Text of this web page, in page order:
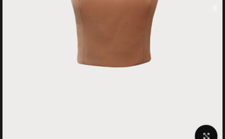
Click to enlarge